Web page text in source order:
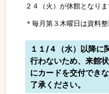
２４（火）が休館となりま
＊毎月第３木曜日は資料整
１１/４（水）以降に
行わないため、来館
にカードを交付でき
了承ください。